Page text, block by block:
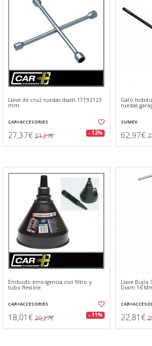
Llave de cruz ruedas diam.17192123
mm
CAR+ACCESORIES
27,37€ 31,27€ - 12%
Gato
ruedas
SUMEX
62,97€
Embudo emergencia con filtro y
tubo flexible
CAR+ACCESORIES
18,01€ 20,27€ - 11%
Llave Bujía
Diam.16
22,81€